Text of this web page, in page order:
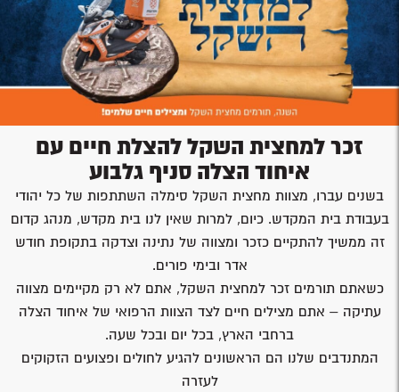
זכר למחצית השקל להצלת חיים עם
איחוד הצלה סניף גלבוע
בשנים עברו, מצוות מחצית השקל סימלה השתתפות של כל יהודי
בעבודת בית המקדש. כיום, למרות שאין לנו בית מקדש, מנהג קדום
זה ממשיך להתקיים כזכר ומצווה של נתינה וצדקה בתקופת חודש
אדר ובימי פורים.
כשאתם תורמים זכר למחצית השקל, אתם לא רק מקיימים מצווה
עתיקה – אתם מצילים חיים לצד הצוות הרפואי של איחוד הצלה
ברחבי הארץ, בכל יום ובכל שעה.
המתנדבים שלנו הם הראשונים להגיע לחולים ופצועים הזקוקים
לעזרה